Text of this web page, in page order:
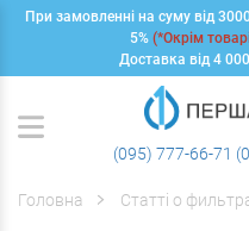
При замовленні на суму від
5% (*Окрім
Доставка від 4
(095) 777-66-71
Головна Статті о